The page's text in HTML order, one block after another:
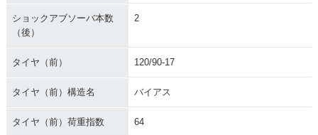
ショックアブソーバ本数
（後）
2
タイヤ（前） 120/90-17
タイヤ（前）構造名 バイアス
タイヤ（前）荷重指数 64